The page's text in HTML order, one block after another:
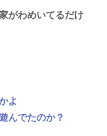
がわめいてるだけ
よ
んでたのか？